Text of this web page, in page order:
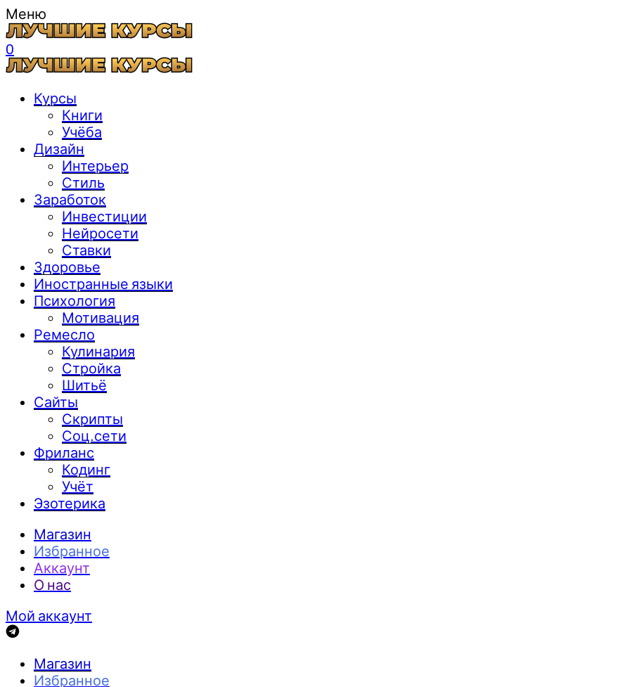
Меню
0
Курсы
Книги
Учёба
Дизайн
Интерьер
Стиль
Заработок
Инвестиции
Нейросети
Ставки
Здоровье
Иностранные языки
Психология
Мотивация
Ремесло
Кулинария
Стройка
Шитьё
Сайты
Скрипты
Соц.сети
Фриланс
Кодинг
Учёт
Эзотерика
Магазин
Избранное
Аккаунт
О нас
Мой аккаунт
Магазин
Избранное